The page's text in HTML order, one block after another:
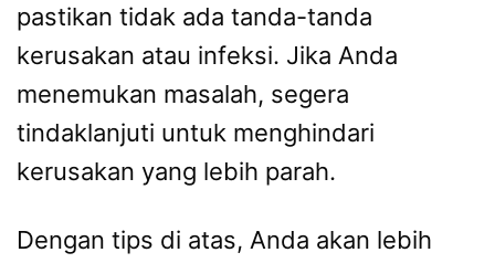
pastikan tidak ada tanda-tanda
kerusakan atau infeksi. Jika Anda
menemukan masalah, segera
tindaklanjuti untuk menghindari
kerusakan yang lebih parah.
Dengan tips di atas, Anda akan lebih